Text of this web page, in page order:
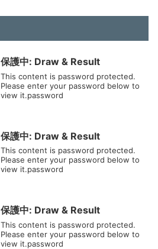
保護中: Draw & Result
This content is password protected.
Please enter your password below to
view it.password
保護中: Draw & Result
This content is password protected.
Please enter your password below to
view it.password
保護中: Draw & Result
This content is password protected.
Please enter your password below to
view it.password